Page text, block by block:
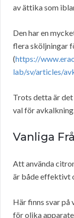
av ättika som
Den har en
flera sköljningar
(https://
lab/sv/articles/
Trots detta är
val för
Vanliga
Att använda
är både effektivt
Här finns svar
för olika